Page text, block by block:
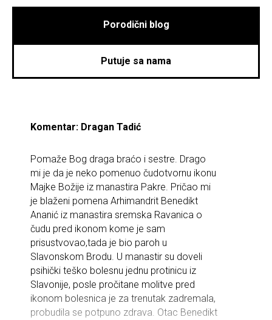
Porodični blog
Putuje sa nama
Komentar: Dragan Tadić
Pomaže Bog draga braćo i sestre. Drago
mi je da je neko pomenuo čudotvornu ikonu
Majke Božije iz manastira Pakre. Pričao mi
je blaženi pomena Arhimandrit Benedikt
Ananić iz manastira sremska Ravanica o
čudu pred ikonom kome je sam
prisustvovao,tada je bio paroh u
Slavonskom Brodu. U manastir su doveli
psihički teško bolesnu jednu protinicu iz
Slavonije, posle pročitane molitve pred
ikonom bolesnica je za trenutak zadremala,
probudila se potpuno zdrava. Otac Benedikt